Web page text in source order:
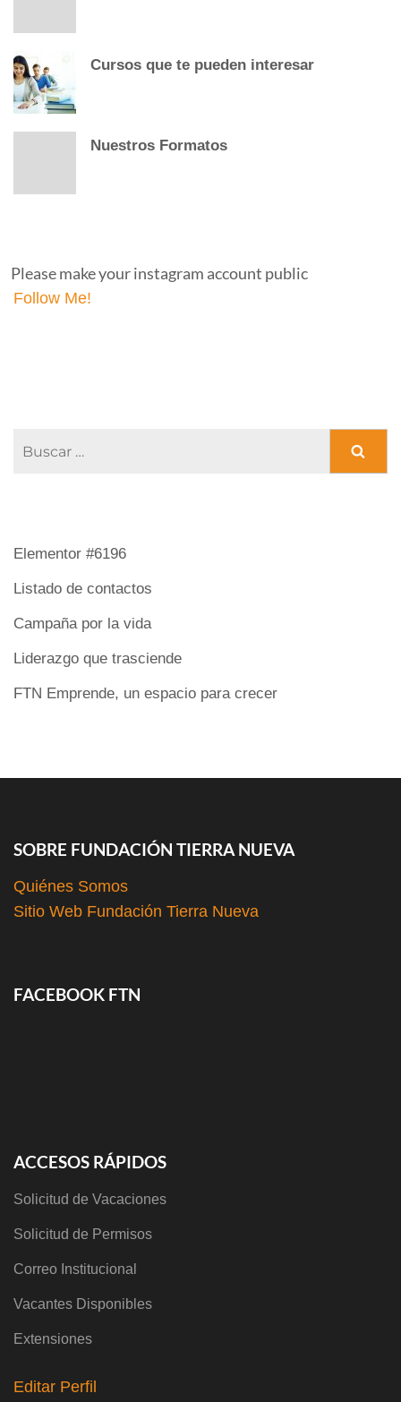
Cursos que te pueden interesar
Nuestros Formatos
Please make your instagram account public
Follow Me!
Elementor #6196
Listado de contactos
Campaña por la vida
Liderazgo que trasciende
FTN Emprende, un espacio para crecer
SOBRE FUNDACIÓN TIERRA NUEVA
Quiénes Somos
Sitio Web Fundación Tierra Nueva
FACEBOOK FTN
ACCESOS RÁPIDOS
Solicitud de Vacaciones
Solicitud de Permisos
Correo Institucional
Vacantes Disponibles
Extensiones
Editar Perfil